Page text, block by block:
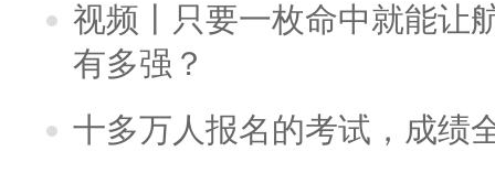
视频丨只要一枚命中就能让
有多强？
十多万人报名的考试，成绩